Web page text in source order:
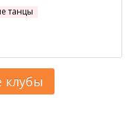
танцы
клубы